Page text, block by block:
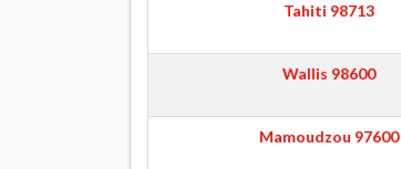
Tahiti 98713
Wallis 98600
Mamoudzou 97600